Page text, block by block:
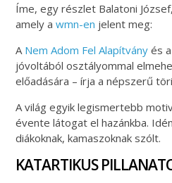
Íme, egy részlet Balatoni
amely a wmn-en jelent meg:
A Nem Adom Fel Alapítvány és a
jóvoltából osztályommal
előadására – írja a népszerű
A világ egyik legismertebb
évente látogat el hazánkba.
diákoknak, kamaszoknak szólt.
KATARTIKUS